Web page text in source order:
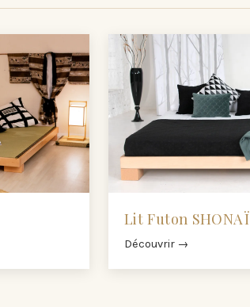
Lit Futon SHONAÏ
Découvrir →